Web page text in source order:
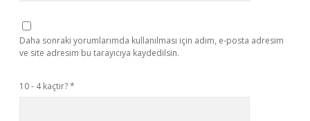
Daha sonraki yorumlarımda kullanılması için adım, e-posta adresim
ve site adresim bu tarayıcıya kaydedilsin.
10 - 4 kaçtır?*